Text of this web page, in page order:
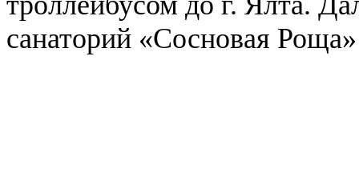
санаторий «Сосновая Роща»